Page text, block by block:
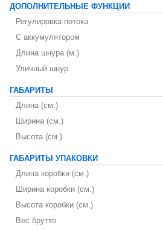
ДОПОЛНИТЕЛЬНЫЕ ФУНКЦИИ
Регулировка потока
С аккумулятором
Длина шнура (м.)
Уличный шнур
ГАБАРИТЫ
Длина (см.)
Ширина (см.)
Высота (см.)
ГАБАРИТЫ УПАКОВКИ
Длина коробки (см.)
Ширина коробки (см.)
Высота коробки (см.)
Вес брутто